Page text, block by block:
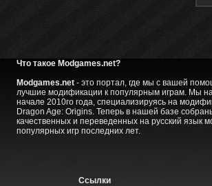
Что такое Modgames.net?
Modgames.net- это портал, где мы с вашей
лучшие модификации к популярным играм. Мы
начале 2010го года, специализируясь на
Dragon Age: Origins. Теперь в нашей базе
качественных и переведенных на русский язык
популярных игр последних лет.
Ссылки